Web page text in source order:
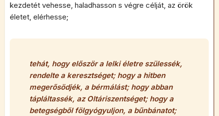
kezdetét vehesse, haladhasson s végre célját, az örök
életet, elérhesse;
tehát, hogy először a lelki életre szülessék,
rendelte a keresztséget; hogy a hitben
megerősödjék, a bérmálást; hogy abban
tápláltassék, az Oltáriszentséget; hogy a
betegségből fölgyógyuljon, a bűnbánatot;